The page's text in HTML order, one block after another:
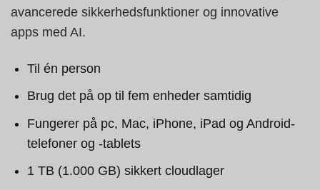
avancerede sikkerhedsfunktioner og innovative
apps med AI.
Til én person
Brug det på op til fem enheder samtidig
Fungerer på pc, Mac, iPhone, iPad og Android-
telefoner og -tablets
1 TB (1.000 GB) sikkert cloudlager